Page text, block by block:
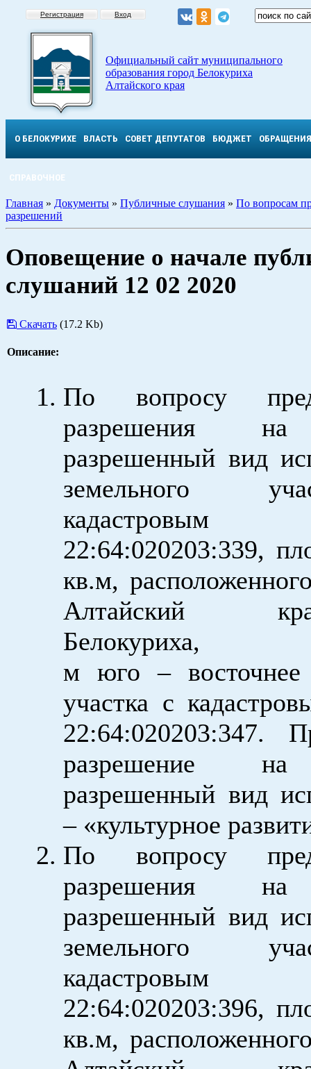
Регистрация Вход
Официальный сайт муниципального
образования город Белокуриха
Алтайского края
О БЕЛОКУРИХЕ ВЛАСТЬ СОВЕТ ДЕПУТАТОВ БЮДЖЕТ ОБРАЩЕНИЯ
СПРАВОЧНОЕ
Главная » Документы » Публичные слушания » По вопросам
разрешений
Оповещение о начале
слушаний 12 02 2020
Скачать (17.2 Kb)
Описание:
По вопросу
разрешения на
разрешенный вид
земельного
кадастровым
22:64:020203:339,
кв.м,
Алтайский
м юго – восточнее
участка с
22:64:020203:347.
разрешение на
разрешенный вид
– «культурное
По вопросу
разрешения на
разрешенный вид
земельного
кадастровым
22:64:020203:396,
кв.м,